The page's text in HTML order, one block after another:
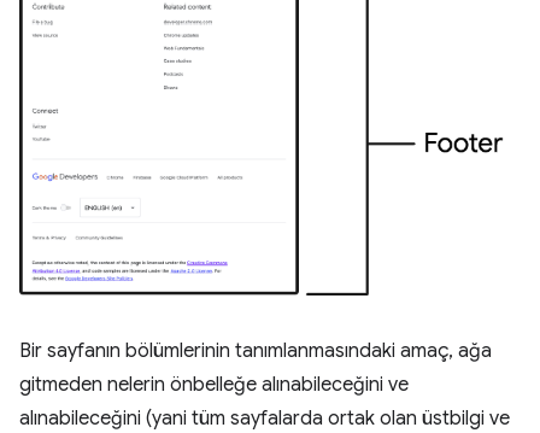
Bir sayfanın bölümlerinin tanımlanmasındaki amaç, ağa
gitmeden nelerin önbelleğe alınabileceğini ve
alınabileceğini (yani tüm sayfalarda ortak olan üstbilgi ve